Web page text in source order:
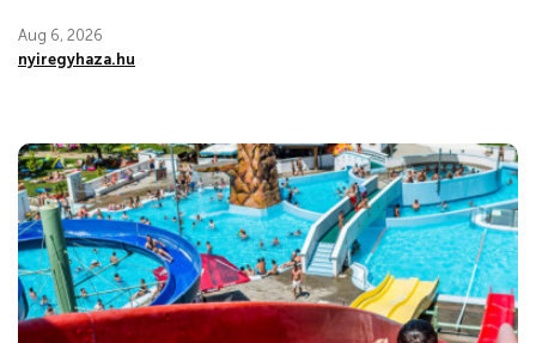
Aug 6, 2026
nyiregyhaza.hu